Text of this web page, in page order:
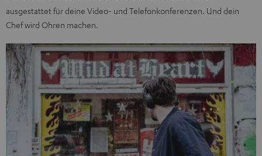
ausgestattet für deine Video- und Telefonkonferenzen. Und dein
Chef wird Ohren machen.